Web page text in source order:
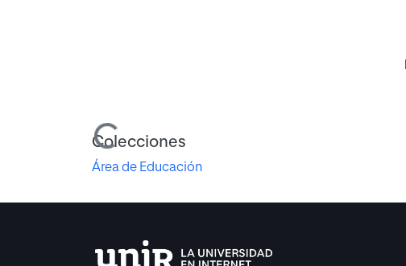
Cargando...
Colecciones
Área de Educación